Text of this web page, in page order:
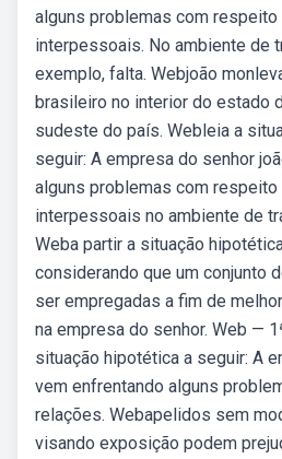
alguns problemas com
interpessoais. No ambiente de
exemplo, falta. Webjoão
brasileiro no interior do estado
sudeste do país. Webleia a
seguir: A empresa do senhor
alguns problemas com
interpessoais no ambiente de
Weba partir a situação
considerando que um conjunto
ser empregadas a fim de
na empresa do senhor. Web —
situação hipotética a seguir: A
vem enfrentando alguns
relações. Webapelidos sem
visando exposição podem